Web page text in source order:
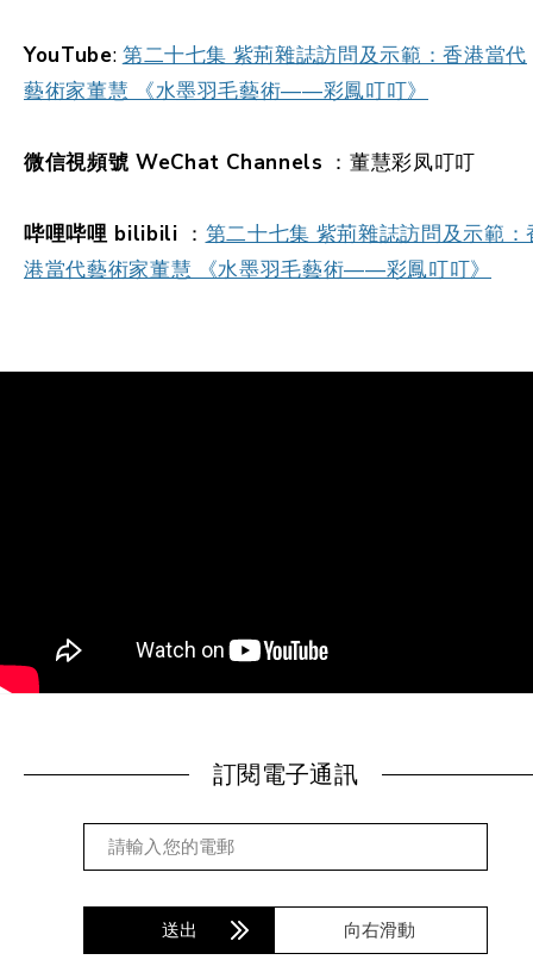
YouTube: 第二十七集 紫荊雜誌訪問及示範：香港當代
藝術家董慧 《水墨羽毛藝術——彩鳳叮叮》
微信視頻號 WeChat Channels ：董慧彩凤叮叮
哔哩哔哩 bilibili ： 第二十七集 紫荊雜誌訪問及示範：
港當代藝術家董慧 《水墨羽毛藝術——彩鳳叮叮》
訂閱電子通訊
送出 向右滑動